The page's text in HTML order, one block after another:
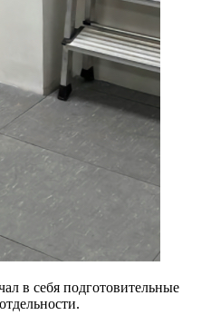
в себя подготовительные